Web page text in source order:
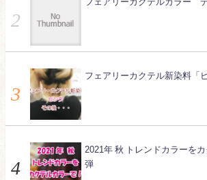
フェアリーカクテルカラー
フェアリーカクテル新染料「
2021年 秋 トレンドカラーを
弾